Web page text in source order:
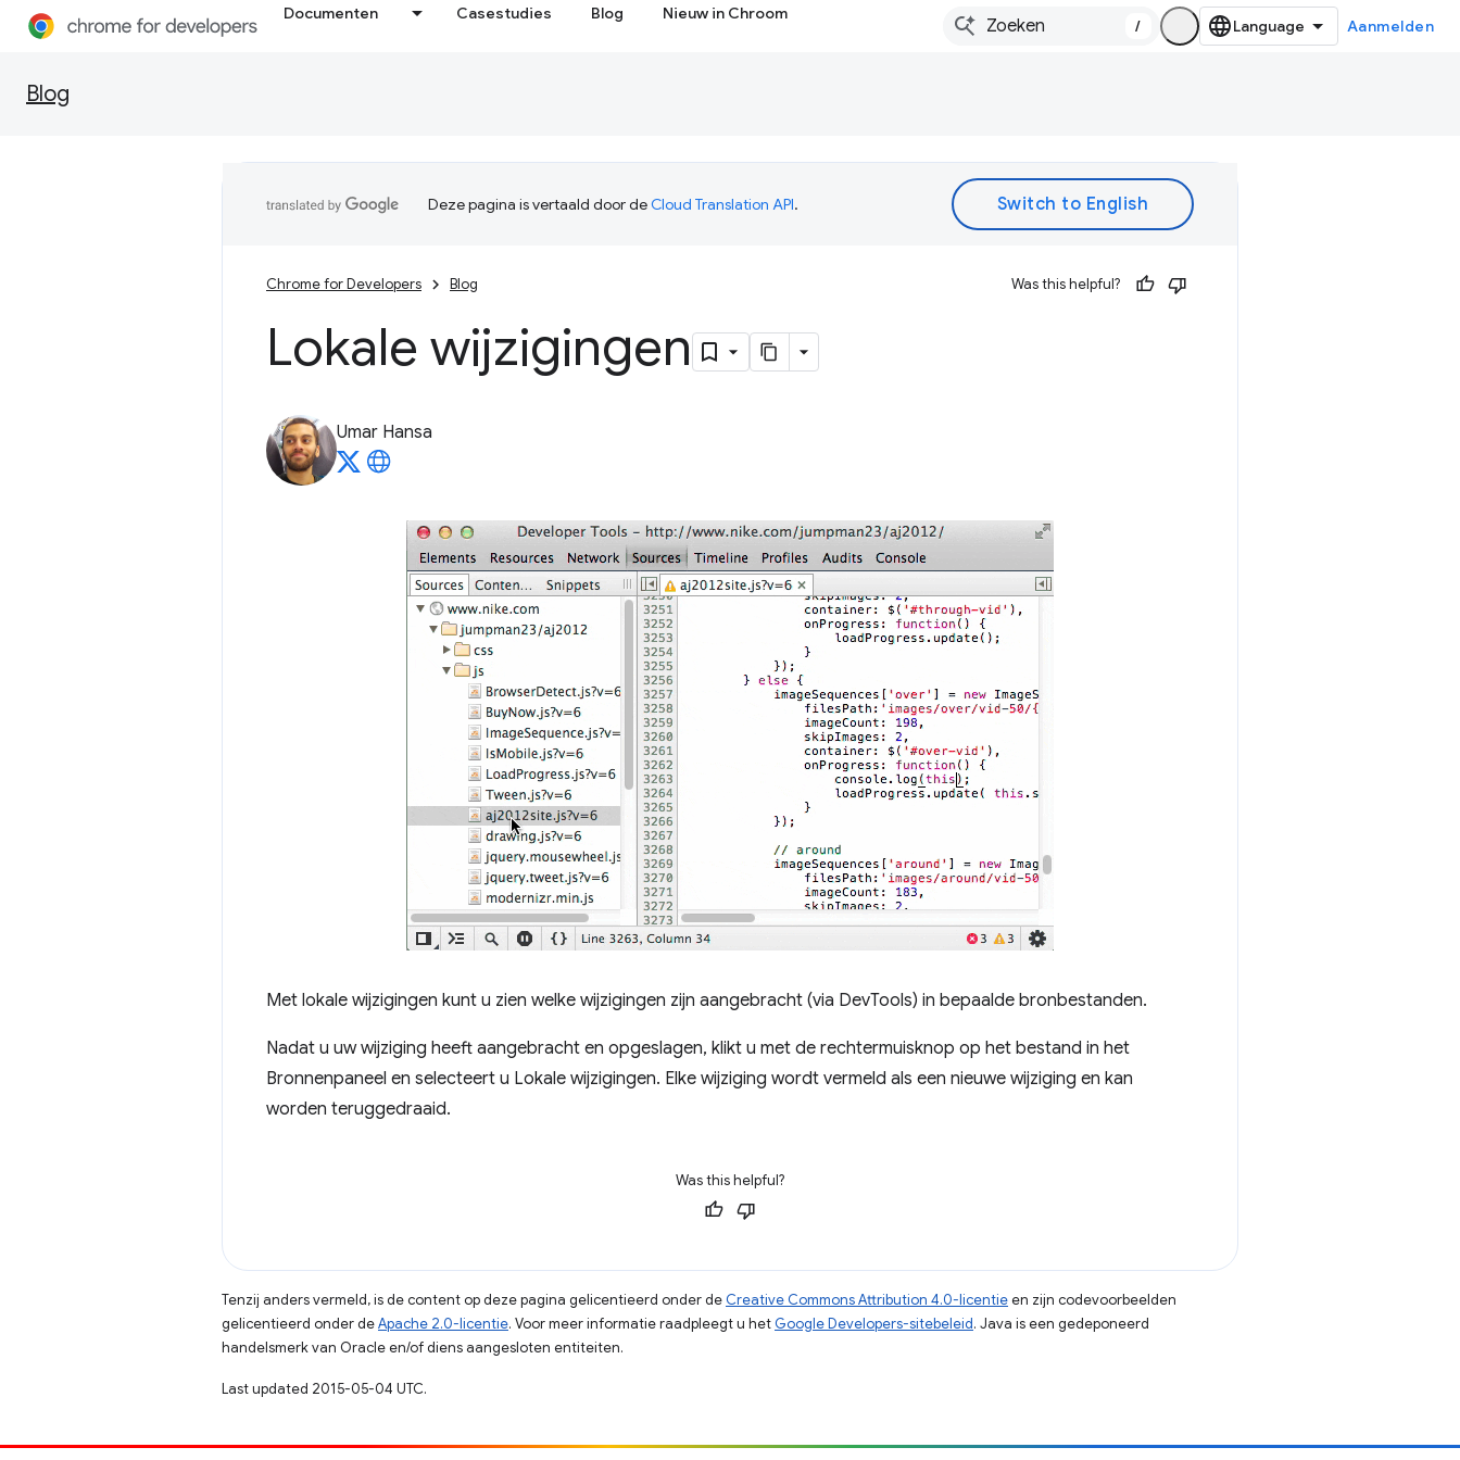
Documenten Casestudies Blog Nieuw in Chroom
/ Aanmelden
Blog
Deze pagina is vertaald door deCloud Translation API.
Chrome for Developers Blog Was this helpful?
Lokale wijzigingen
Umar Hansa
Met lokale wijzigingen kunt u zien welke wijzigingen zijn aangebracht (via DevTools) in bepaalde bronbestanden.
Nadat u uw wijziging heeft aangebracht en opgeslagen, klikt u met de rechtermuisknop op het bestand in het
Bronnenpaneel en selecteert u Lokale wijzigingen. Elke wijziging wordt vermeld als een nieuwe wijziging en kan
worden teruggedraaid.
Was this helpful?
Tenzij anders vermeld, is de content op deze pagina gelicentieerd onder de Creative Commons Attribution 4.0-licentieen zijn codevoorbeelden
gelicentieerd onder deApache 2.0-licentie. Voor meer informatie raadpleegt u het Google Developers-sitebeleid. Java is een gedeponeerd
handelsmerk van Oracle en/of diens aangesloten entiteiten.
Last updated 2015-05-04 UTC.